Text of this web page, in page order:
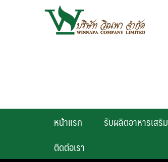
หน้าแรก รับผลิตอาหารเสริม
ติดต่อเรา